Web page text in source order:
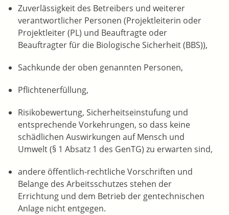
Zuverlässigkeit des Betreibers und weiterer
verantwortlicher Personen (Projektleiterin oder
Projektleiter (PL) und Beauftragte oder
Beauftragter für die Biologische Sicherheit (BBS)),
Sachkunde der oben genannten Personen,
Pflichtenerfüllung,
Risikobewertung, Sicherheitseinstufung und
entsprechende Vorkehrungen, so dass keine
schädlichen Auswirkungen auf Mensch und
Umwelt (§ 1 Absatz 1 des GenTG) zu erwarten sind,
andere öffentlich-rechtliche Vorschriften und
Belange des Arbeitsschutzes stehen der
Errichtung und dem Betrieb der gentechnischen
Anlage nicht entgegen.